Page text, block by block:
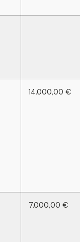
14.000,00 €
7.000,00 €